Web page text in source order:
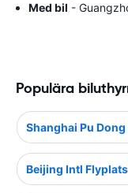
Med bil -
Populära
Shanghai Pu
Beijing Intl